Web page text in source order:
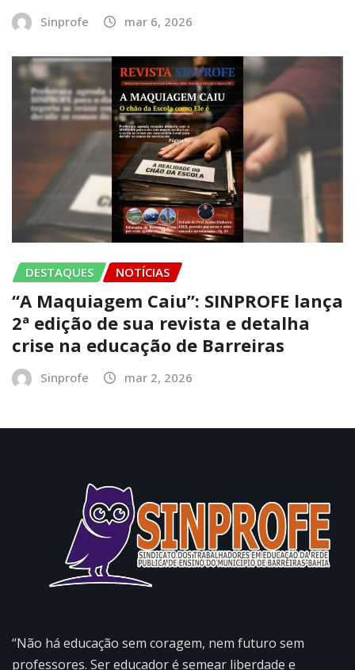
Sinprofe mar 6, 2026
DESTAQUES NOTÍCIAS
“A Maquiagem Caiu”: SINPROFE lança
2ª edição de sua revista e detalha
crise na educação de Barreiras
Sinprofe mar 2, 2026
“Não há educação sem coragem, nem futuro sem
professores. Ser educador é semear liberdade e